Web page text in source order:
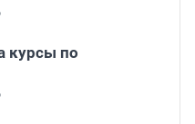
курсы по